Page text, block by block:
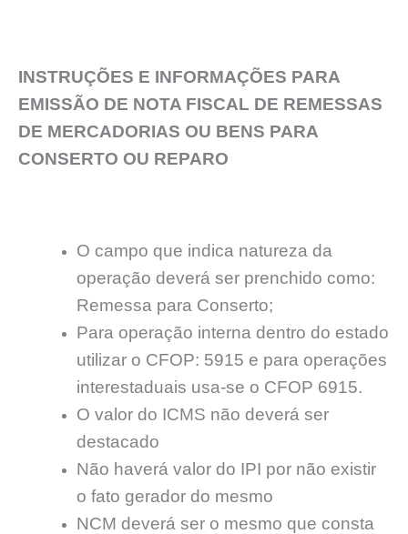
INSTRUÇÕES E INFORMAÇÕES PARA
EMISSÃO DE NOTA FISCAL DE REMESSAS
DE MERCADORIAS OU BENS PARA
CONSERTO OU REPARO
O campo que indica natureza da
operação deverá ser prenchido como:
Remessa para Conserto;
Para operação interna dentro do estado
utilizar o CFOP: 5915 e para operações
interestaduais usa-se o CFOP 6915.
O valor do ICMS não deverá ser
destacado
Não haverá valor do IPI por não existir
o fato gerador do mesmo
NCM deverá ser o mesmo que consta